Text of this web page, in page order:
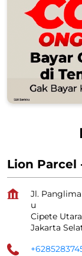
Lion Parcel
Jl. Panglima
u
Cipete Utara
Jakarta